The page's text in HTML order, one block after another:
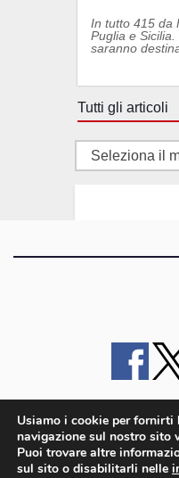
In tutto 415 da
Puglia e
saranno
Tutti gli articoli
Tutti
iMagazine · contatti e staff · lavora
Usiamo i cookie per fornirti
navigazione sul nostro sito
Puoi trovare altre
sul sito o disabilitarli nelle